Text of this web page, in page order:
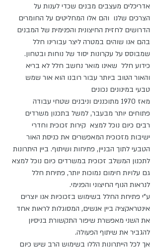
אדריכלים מעצבים מבנים שכדי לענות על
הצרכים שלנו  והם אלו המחליטים על החומרים
הדרושים לחזית החיצונית והפנימית של המבנים
בהם אנו שוהים במטרה ליצר עבורינו חלל
שמבוסס על עקרונות יסוד של נוחות ובטחון.
כידוע חלל  שאינו מואר נחשב חלל לא בריא
והאור הטוב ביותר עבור רובנו הוא אור שמש
טבעי במינונים נכונים
מאז 1970 מתוכננים וניבנים שטחי עבודה
פתוחים יותר מבעבר, למשל בתכנון משרדים
רבים כיום נוכל למצא  קירות זכוכית וחדרי
ישיבות מזכוכית המאפשרים את כניסת האור
הטבעי לתוך הבניין, פתיחות ושיתוף. ביין היתרונות
לתכנון המשלב זכוכית במשרדים כיום נוכל למצא
גם עלויות חימום נמוכות יותר, פתיחת חלל
לנראות הנוף החיצוני והפנימי.
ע"י פתיחת החלל בשימוש בזכוכיות אנו יוצרים
אינטראקציה ביין אנשים, המסוגלות לראות אחד
את השני מאפשרת שיפור התקשורת בניסיון
להגביר את שיתוף הפעולה.
אך לכל הייתרונות הללו בשימוש הרב שיש כיום